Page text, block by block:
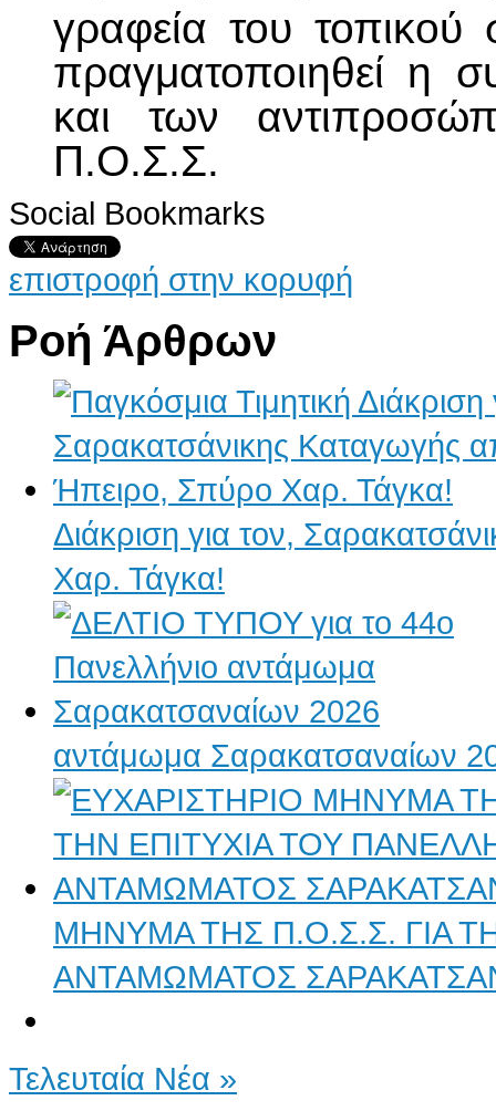
γραφεία του
πραγματοποιηθεί η
και των
Π.Ο.Σ.Σ.
Social Bookmarks
επιστροφή στην κορυφή
Ροή Άρθρων
Διάκριση για τον,
Χαρ. Τάγκα!
αντάμωμα Σαρακατσαναίων
ΜΗΝΥΜΑ ΤΗΣ Π.Ο.Σ.Σ. ΓΙΑ
ΑΝΤΑΜΩΜΑΤΟΣ
Τελευταία Νέα »